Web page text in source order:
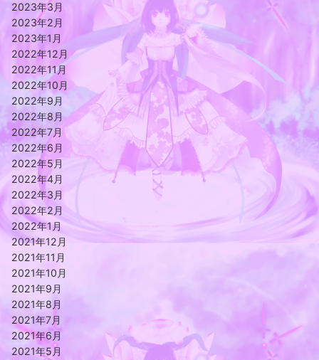
2023年3月
2023年2月
2023年1月
2022年12月
2022年11月
2022年10月
2022年9月
2022年8月
2022年7月
2022年6月
2022年5月
2022年4月
2022年3月
2022年2月
2022年1月
2021年12月
2021年11月
2021年10月
2021年9月
2021年8月
2021年7月
2021年6月
2021年5月